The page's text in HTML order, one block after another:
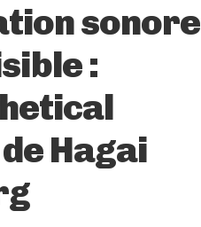
sonore
:
Hagai